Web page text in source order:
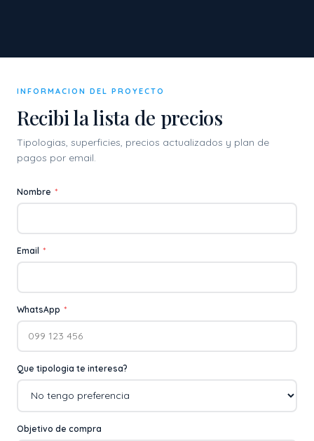
INFORMACION DEL PROYECTO
Recibi la lista de precios
Tipologias, superficies, precios actualizados y plan de
pagos por email.
Nombre *
Email *
WhatsApp *
Que tipologia te interesa?
Objetivo de compra